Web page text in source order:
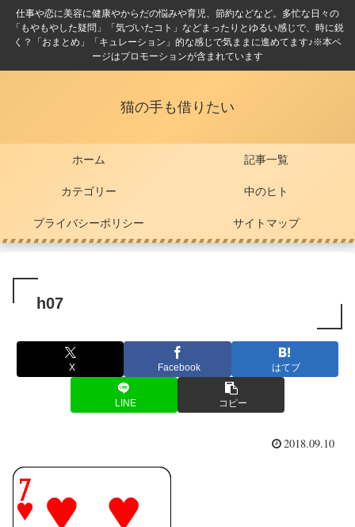
仕事や恋に美容に健康やからだの悩みや育児、節約などなど。多忙な日々の
「もやもやした疑問」「気づいたコト」などまったりとゆるい感じで、時に鋭
く？「おまとめ」「キュレーション」的な感じで気ままに進めてます♪※本ペ
ージはプロモーションが含まれています
猫の手も借りたい
ホーム 記事一覧
カテゴリー 中のヒト
プライバシーポリシー サイトマップ
h07
X Facebook はてブ
LINE コピー
2018.09.10